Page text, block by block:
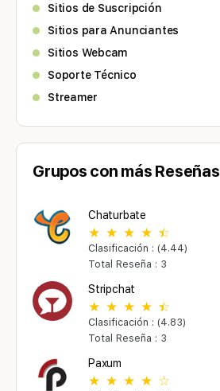
Sitios de Suscripción
Sitios para Anunciantes
Sitios Webcam
Soporte Técnico
Streamer
Grupos con más Reseñas
Chaturbate
Clasificación : (4.44)
Total Reseña : 3
Stripchat
Clasificación : (4.83)
Total Reseña : 3
Paxum